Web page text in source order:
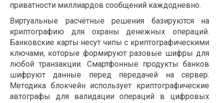
приватности миллиардов сообщений каждодневно.
Виртуальные расчётные решения базируются на
криптографию для охраны денежных операций.
Банковские карты несут чипы с криптографическими
ключами, которые формируют разовые шифры для
любой транзакции. Смартфонные продукты банков
шифруют данные перед передачей на сервер.
Методика блокчейн использует криптографические
автографы для валидации операций в цифровых